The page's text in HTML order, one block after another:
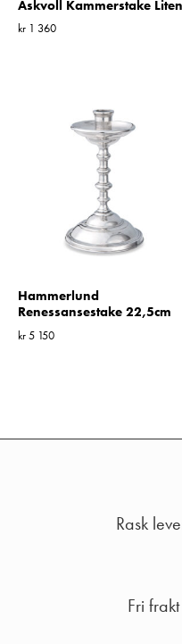
Askvoll Kammerstake Liten
kr 1 360
Hammerlund
Renessansestake 22,5cm
kr5 150
Rask
Fri